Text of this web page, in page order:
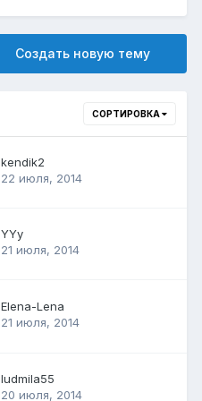
Создать новую тему
СОРТИРОВКА
kendik2
22 июля, 2014
YYy
21 июля, 2014
Elena-Lena
21 июля, 2014
ludmila55
20 июля, 2014